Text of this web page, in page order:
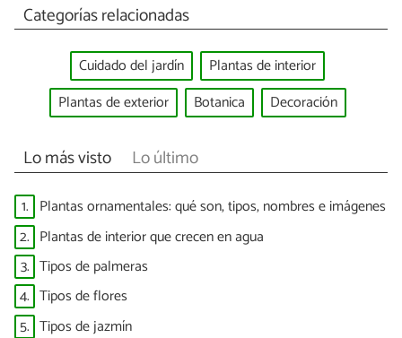
Categorías relacionadas
Cuidado del jardín
Plantas de interior
Plantas de exterior
Botanica Decoración
Lo más visto Lo último
1. Plantas ornamentales: qué son, tipos, nombres e imágenes
2. Plantas de interior que crecen en agua
3. Tipos de palmeras
4. Tipos de flores
5. Tipos de jazmín